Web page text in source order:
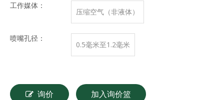
工作媒体：
压缩空气（非液体）
喷嘴孔径：
0.5毫米至1.2毫米
询价 加入询价篮